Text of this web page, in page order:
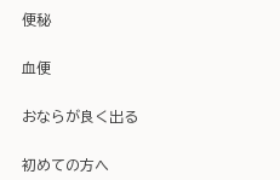
便秘
血便
おならが良く出る
初めての方へ